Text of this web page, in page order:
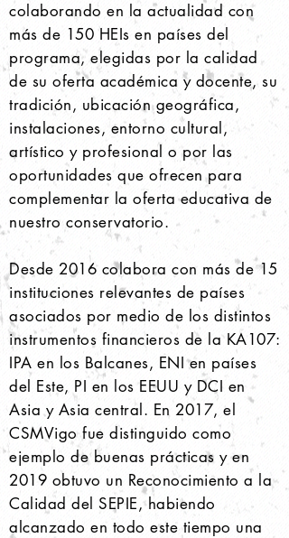
colaborando en la actualidad con
más de 150 HEIs en países del
programa, elegidas por la calidad
de su oferta académica y docente, su
tradición, ubicación geográfica,
instalaciones, entorno cultural,
artístico y profesional o por las
oportunidades que ofrecen para
complementar la oferta educativa de
nuestro conservatorio.
Desde 2016 colabora con más de 15
instituciones relevantes de países
asociados por medio de los distintos
instrumentos financieros de la KA107:
IPA en los Balcanes, ENI en países
del Este, PI en los EEUU y DCI en
Asia y Asia central. En 2017, el
CSMVigo fue distinguido como
ejemplo de buenas prácticas y en
2019 obtuvo un Reconocimiento a la
Calidad del SEPIE, habiendo
alcanzado en todo este tiempo una